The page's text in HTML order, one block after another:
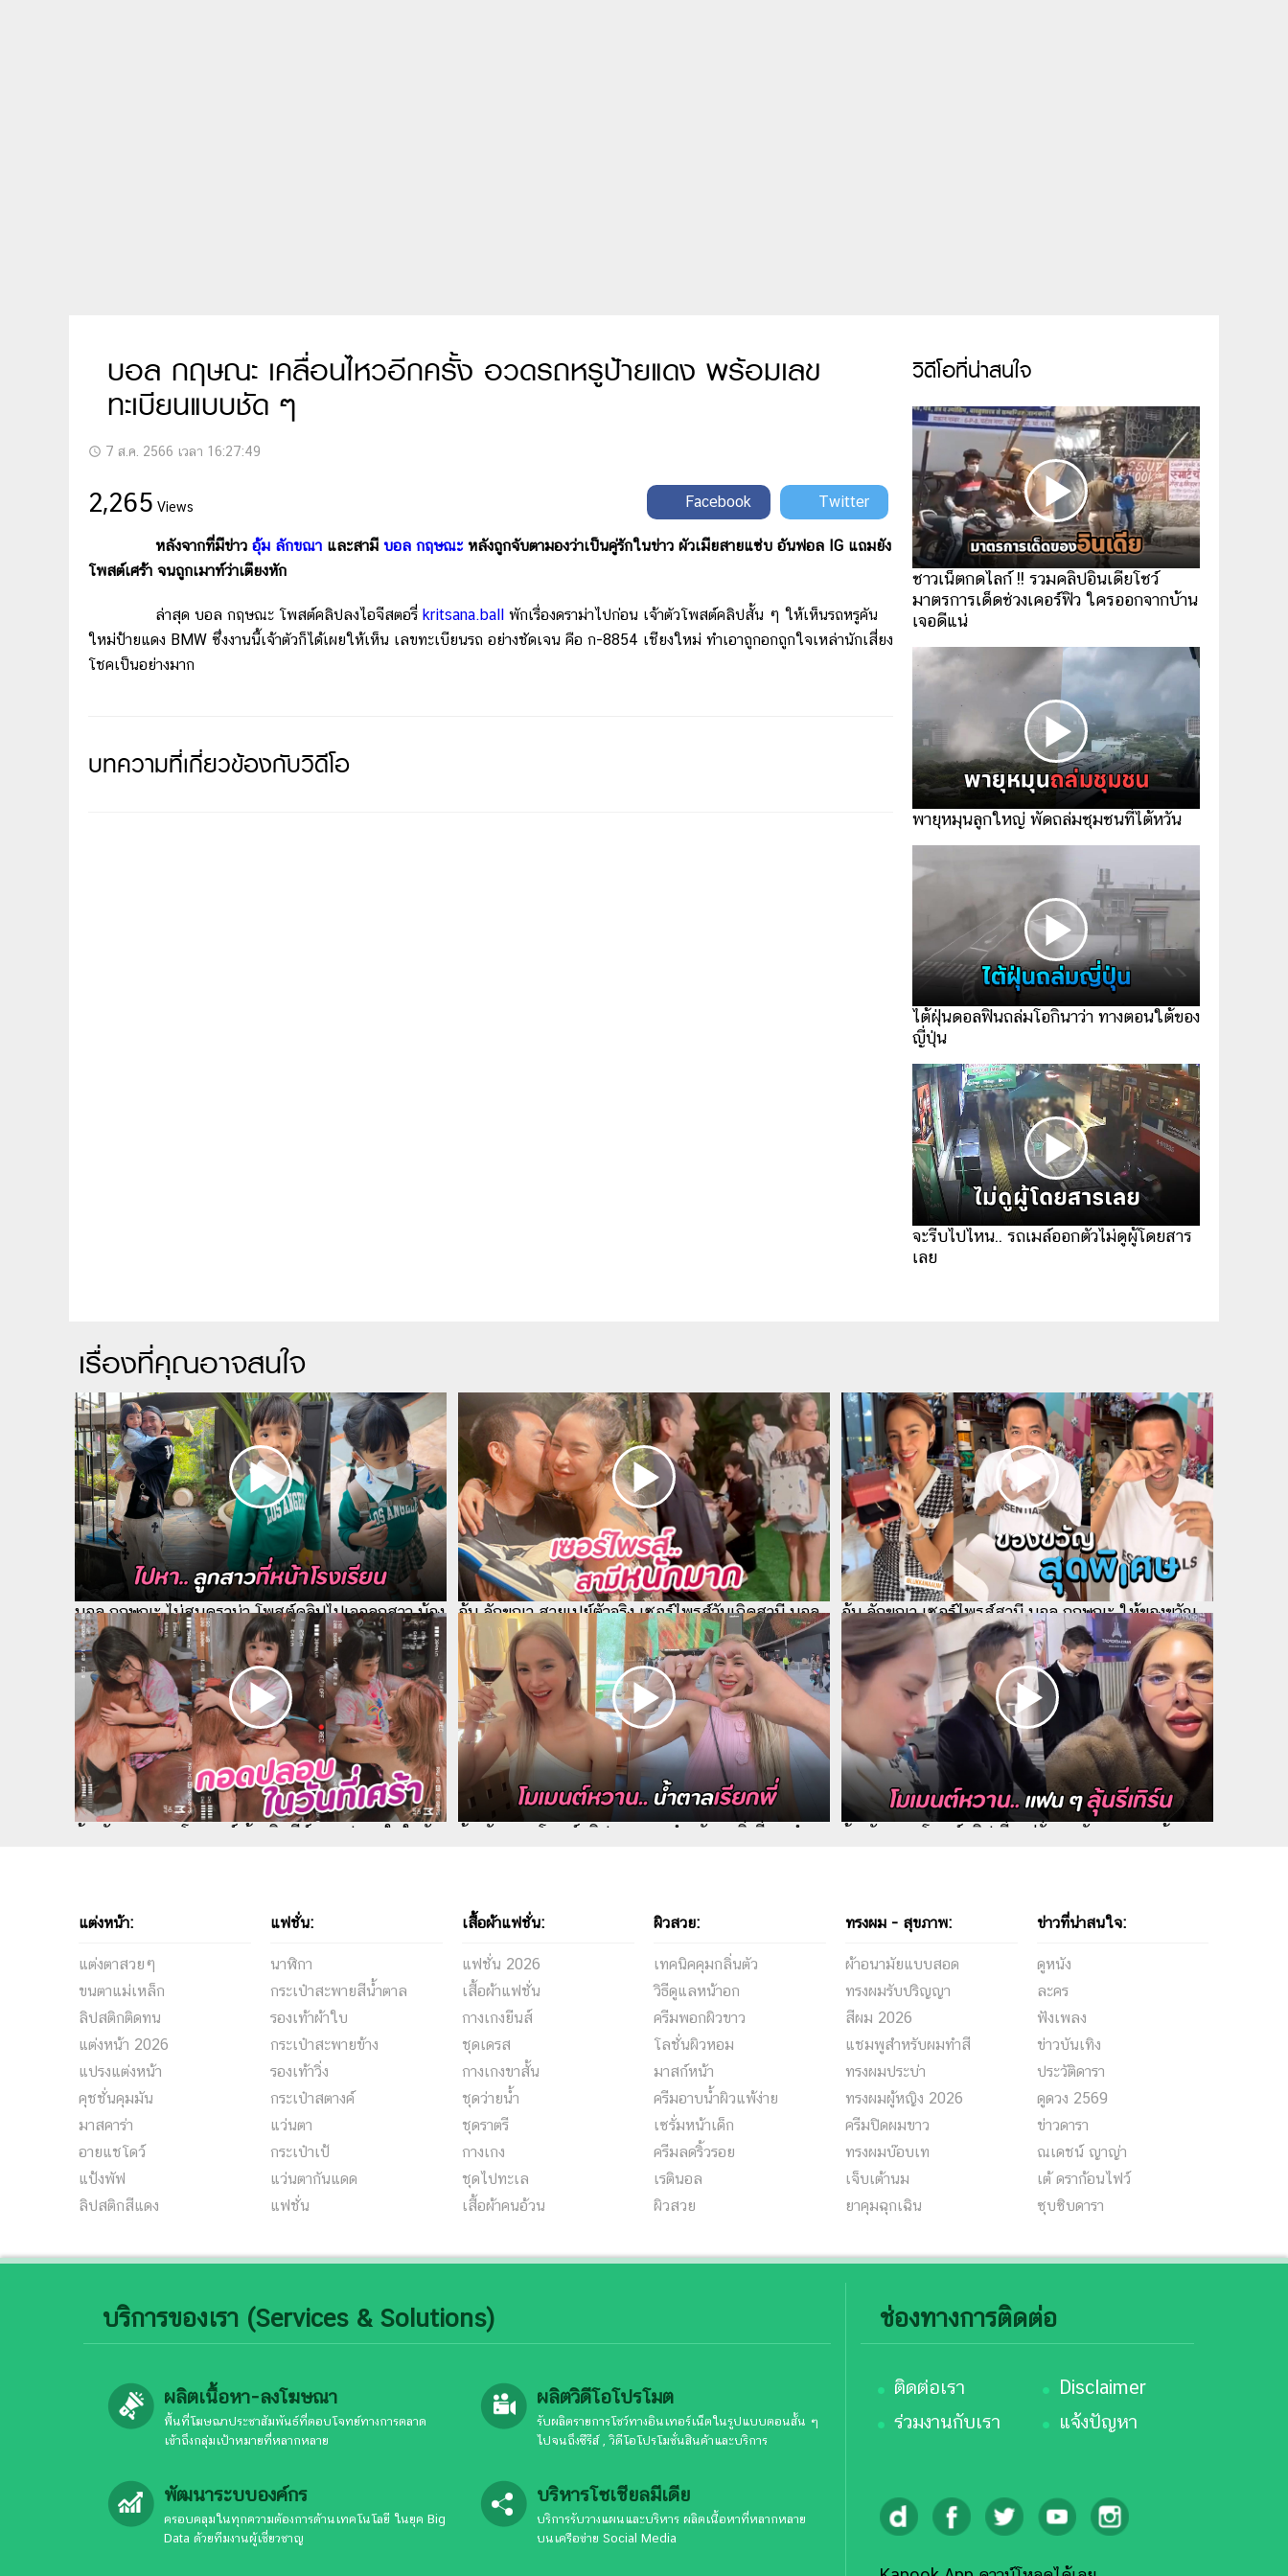
บอล กฤษณะ เคลื่อนไหวอีกครั้ง อวดรถหรูป้ายแดง พร้อมเลข
ทะเบียนแบบชัด ๆ
access_time 7 ส.ค. 2566 เวลา 16:27:49
2,265 Views Twitter
Facebook
หลังจากที่มีข่าว อุ้ม ลักขณา และสามี บอล กฤษณะหลังถูกจับตามองว่าเป็นคู่รักในข่าว ผัวเมียสายแซ่บ อันฟอล IG แถมยัง
โพสต์เศร้า จนถูกเมาท์ว่าเตียงหัก
ล่าสุด บอล กฤษณะ โพสต์คลิปลงไอจีสตอรี่ kritsana.ball พักเรื่องดราม่าไปก่อน เจ้าตัวโพสต์คลิปสั้น ๆ ให้เห็นรถหรูคัน
ใหม่ป้ายแดง BMW ซึ่งงานนี้เจ้าตัวก็ได้เผยให้เห็น เลขทะเบียนรถ อย่างชัดเจน คือ ก-8854 เชียงใหม่ ทำเอาถูกอกถูกใจเหล่านักเสี่ยง
โชคเป็นอย่างมาก
บทความที่เกี่ยวข้องกับวิดีโอ
วิดีโอที่น่าสนใจ
ชาวเน็ตกดไลก์ !! รวมคลิปอินเดียโชว์
มาตรการเด็ดช่วงเคอร์ฟิว ใครออกจากบ้าน
เจอดีแน่
พายุหมุนลูกใหญ่ พัดถล่มชุมชนที่ไต้หวัน
ไต้ฝุ่นดอลฟินถล่มโอกินาว่า ทางตอนใต้ของ
ญี่ปุ่น
จะรีบไปไหน.. รถเมล์ออกตัวไม่ดูผู้โดยสาร
เลย
เรื่องที่คุณอาจสนใจ
บอล กฤษณะ ไม่สนดราม่า โพสต์คลิปไปเจอลูกสาว น้อง
ดิสนีย์ ที่หน้าโรงเรียน
อุ้ม ลักขณา สายเปย์ตัวจริง เซอร์ไพรส์วันเกิดสามี บอล
กฤษณะ ปลื้ัมหนักถึงกับจุ๊บเมีย
อุ้ม ลักขณา เซอร์ไพรส์สามี บอล กฤษณะ ให้ของขวัญ
วันเกิด ถึงกับร้องไห้
อุ้ม ลักขณา เผยโมเมนต์ น้องดิสนีย์ กอดปลอบใจในวัน
อุ้ม ลักขณา โพสต์คลิป ขอบคุณสำหรับทุกสิ่งที่คุณทำ
อุ้ม ลักขณา โพสต์คลิปเที่ยวฝรั่งเศสกับลูกสาว พร้อม
แต่งหน้า:
แต่งตาสวยๆ
ขนตาแม่เหล็ก
ลิปสติกติดทน
แต่งหน้า 2026
แปรงแต่งหน้า
คุชชั่นคุมมัน
มาสคาร่า
อายแชโดว์
แป้งพัฟ
ลิปสติกสีแดง
แฟชั่น:
นาฬิกา
กระเป๋าสะพายสีน้ำตาล
รองเท้าผ้าใบ
กระเป๋าสะพายข้าง
รองเท้าวิ่ง
กระเป๋าสตางค์
แว่นตา
กระเป๋าเป้
แว่นตากันแดด
แฟชั่น
เสื้อผ้าแฟชั่น:
แฟชั่น 2026
เสื้อผ้าแฟชั่น
กางเกงยีนส์
ชุดเดรส
กางเกงขาสั้น
ชุดว่ายน้ำ
ชุดราตรี
กางเกง
ชุดไปทะเล
เสื้อผ้าคนอ้วน
ผิวสวย:
เทคนิคคุมกลิ่นตัว
วิธีดูแลหน้าอก
ครีมพอกผิวขาว
โลชั่นผิวหอม
มาสก์หน้า
ครีมอาบน้ำผิวแพ้ง่าย
เซรั่มหน้าเด็ก
ครีมลดริ้วรอย
เรตินอล
ผิวสวย
ทรงผม - สุขภาพ:
ผ้าอนามัยแบบสอด
ทรงผมรับปริญญา
สีผม 2026
แชมพูสำหรับผมทำสี
ทรงผมประบ่า
ทรงผมผู้หญิง 2026
ครีมปิดผมขาว
ทรงผมบ๊อบเท
เจ็บเต้านม
ยาคุมฉุกเฉิน
ข่าวที่น่าสนใจ:
ดูหนัง
ละคร
ฟังเพลง
ข่าวบันเทิง
ประวัติดารา
ดูดวง 2569
ข่าวดารา
ณเดชน์ ญาญ่า
เต้ ดราก้อนไฟว์
ซุบซิบดารา
บริการของเรา (Services & Solutions)
ผลิตเนื้อหา-ลงโฆษณา
พื้นที่โฆษณาประชาสัมพันธ์ที่ตอบโจทย์ทางการตลาด
เข้าถึงกลุ่มเป้าหมายที่หลากหลาย
ผลิตวิดีโอโปรโมต
รับผลิตรายการโชว์ทางอินเทอร์เน็ตในรูปแบบตอนสั้น ๆ
ไปจนถึงซีรีส์ , วิดีโอโปรโมชั่นสินค้าและบริการ
พัฒนาระบบองค์กร
ครอบคลุมในทุกความต้องการด้านเทคโนโลยี ในยุค Big
Data ด้วยทีมงานผู้เชี่ยวชาญ
บริหารโซเชียลมีเดีย
บริการรับวางแผนและบริหาร ผลิตเนื้อหาที่หลากหลาย
บนเครือข่าย Social Media
ช่องทางการติดต่อ
ติดต่อเรา
Disclaimer
ร่วมงานกับเรา
แจ้งปัญหา